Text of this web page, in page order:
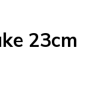
23cm